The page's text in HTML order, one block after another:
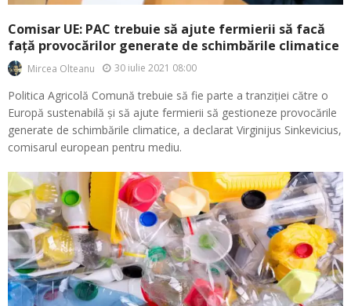
Comisar UE: PAC trebuie să ajute fermierii să facă
față provocărilor generate de schimbările climatice
Mircea Olteanu 30 iulie 2021 08:00
Politica Agricolă Comună trebuie să fie parte a tranziției către o
Europă sustenabilă și să ajute fermierii să gestioneze provocările
generate de schimbările climatice, a declarat Virginijus Sinkevicius,
comisarul european pentru mediu.